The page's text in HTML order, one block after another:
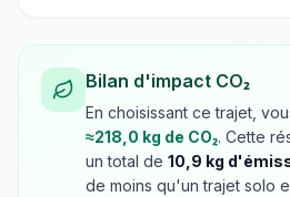
Bilan d'impact CO₂
En choisissant ce trajet,
≈218,0 kg de CO₂. Cette
un total de 10,9 kg
de moins qu'un trajet solo